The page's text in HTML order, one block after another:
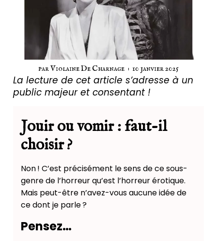
parViolaine De Charnage 10 janvier 2025
La lecture de cet article s’adresse à un
public majeur et consentant !
Jouir ou vomir : faut-il
choisir ?
Non ! C’est précisément le sens de ce sous-
genre de l’horreur qu’est l’horreur érotique.
Mais peut-être n’avez-vous aucune idée de
ce dont je parle ?
Pensez…